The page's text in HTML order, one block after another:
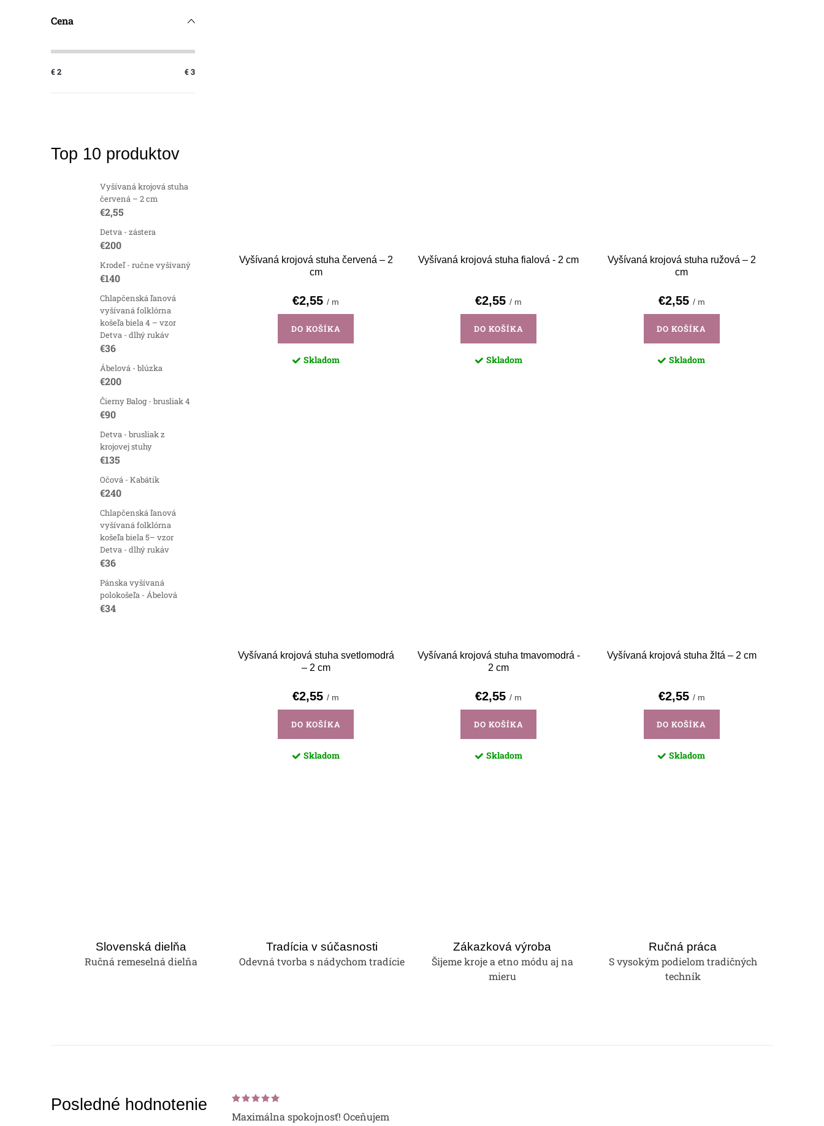
Cena
€2 €3
Top 10 produktov
Vyšívaná krojová stuha
červená – 2 cm
€2,55
Detva - zástera
€200
Krodeľ - ručne vyšívaný
€140
Chlapčenská ľanová
vyšívaná folklórna
košeľa biela 4 – vzor
Detva - dlhý rukáv
€36
Ábelová - blúzka
€200
Čierny Balog - brusliak 4
€90
Detva - brusliak z
krojovej stuhy
€135
Očová - Kabátik
€240
Chlapčenská ľanová
vyšívaná folklórna
košeľa biela 5– vzor
Detva - dlhý rukáv
€36
Pánska vyšívaná
polokošeľa - Ábelová
€34
Vyšívaná krojová stuha červená – 2
cm
€2,55/ m
DO KOŠÍKA
Skladom
Vyšívaná krojová stuha fialová - 2 cm
€2,55/ m
DO KOŠÍKA
Skladom
Vyšívaná krojová stuha ružová – 2
cm
€2,55 / m
DO KOŠÍKA
Skladom
Vyšívaná krojová stuha svetlomodrá
– 2 cm
€2,55/ m
DO KOŠÍKA
Skladom
Vyšívaná krojová stuha tmavomodrá -
2 cm
€2,55/ m
DO KOŠÍKA
Skladom
Vyšívaná krojová stuha žltá – 2 cm
€2,55 / m
DO KOŠÍKA
Skladom
y
v
Slovenská dielňa
Ručná remeselná dielňa
Tradícia v súčasnosti
Odevná tvorba s nádychom tradície
Zákazková výroba
Šijeme kroje a etno módu aj na
mieru
Ručná práca
S vysokým podielom tradičných
techník
Posledné hodnotenie
Maximálna spokojnosť! Oceňujem